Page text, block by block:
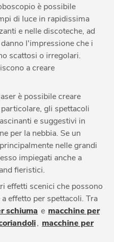
è possibile
di luce in rapidissima
e nelle discoteche, ad
danno l'impressione che i
scattosi o irregolari.
a creare
è possibile creare
gli spettacoli
e suggestivi in
per la nebbia. Se un
nelle grandi
impiegati anche a
fieristici.
effetti scenici che possono
effetto per spettacoli. Tra
schiuma e macchine per
, macchine per